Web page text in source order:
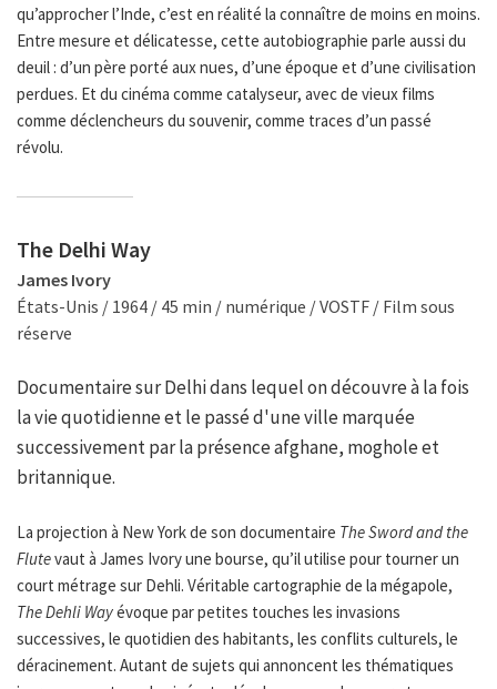
qu’approcher l’Inde, c’est en réalité la connaître de moins en moins.
Entre mesure et délicatesse, cette autobiographie parle aussi du
deuil : d’un père porté aux nues, d’une époque et d’une civilisation
perdues. Et du cinéma comme catalyseur, avec de vieux films
comme déclencheurs du souvenir, comme traces d’un passé
révolu.
The Delhi Way
James Ivory
États-Unis / 1964 / 45 min / numérique / VOSTF / Film sous
réserve
Documentaire sur Delhi dans lequel on découvre à la fois
la vie quotidienne et le passé d'une ville marquée
successivement par la présence afghane, moghole et
britannique.
La projection à New York de son documentaire The Sword and the
Flutevaut à James Ivory une bourse, qu’il utilise pour tourner un
court métrage sur Dehli. Véritable cartographie de la mégapole,
The Dehli Wayévoque par petites touches les invasions
successives, le quotidien des habitants, les conflits culturels, le
déracinement. Autant de sujets qui annoncent les thématiques